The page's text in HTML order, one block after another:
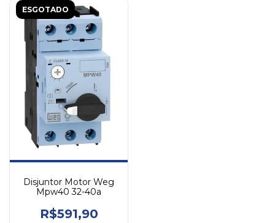
ESGOTADO
Disjuntor Motor Weg
Mpw40 32-40a
R$591,90